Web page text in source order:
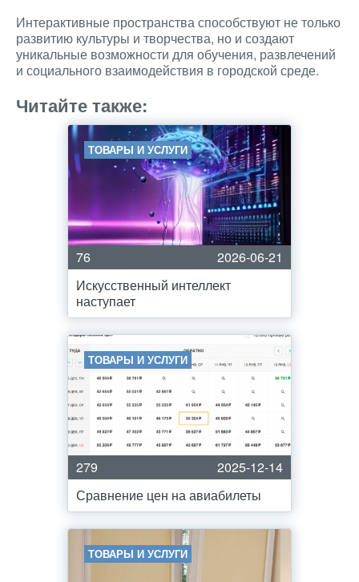
Интерактивные пространства способствуют не только
развитию культуры и творчества, но и создают
уникальные возможности для обучения, развлечений
и социального взаимодействия в городской среде.
Читайте также:
ТОВАРЫ И УСЛУГИ
76
2026-06-21
Искусственный интеллект
наступает
ТОВАРЫ И УСЛУГИ
279
2025-12-14
Сравнение цен на авиабилеты
ТОВАРЫ И УСЛУГИ